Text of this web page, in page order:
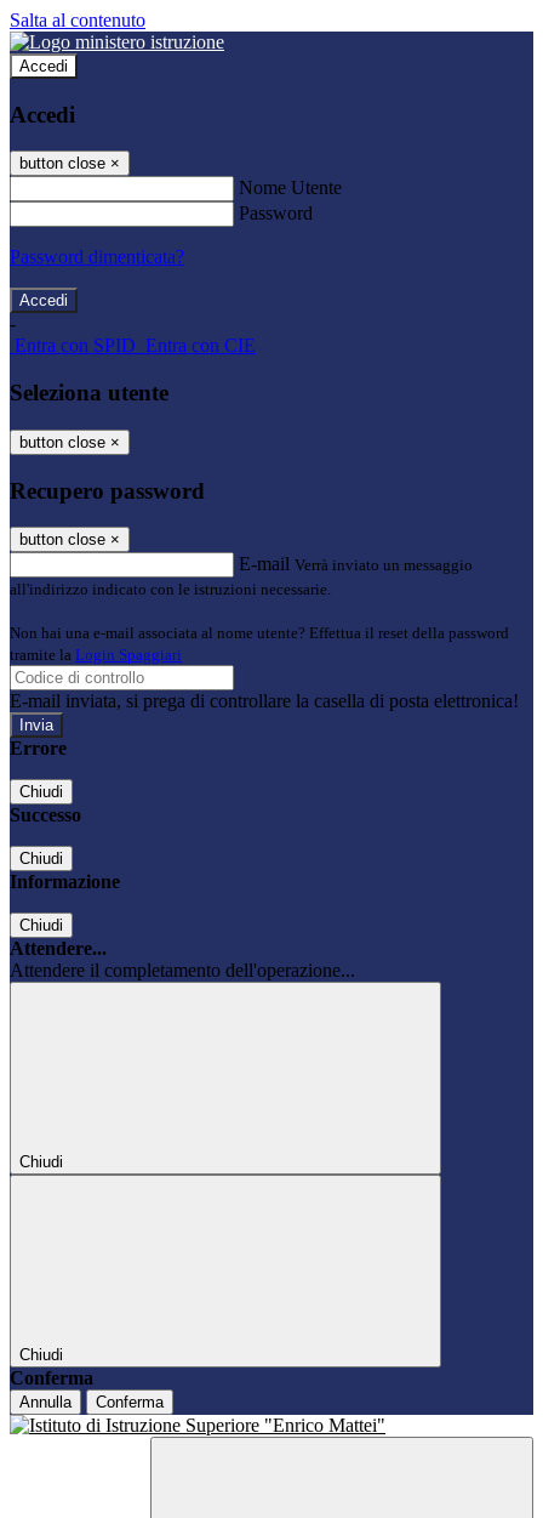
Salta al contenuto
Accedi
Accedi
button close ×
Nome Utente
Password
Password dimenticata?
-
Entra con SPID Entra con CIE
Seleziona utente
button close ×
Recupero password
button close ×
E-mail Verrà inviato un messaggio
all'indirizzo indicato con le istruzioni necessarie.
Non hai una e-mail associata al nome utente? Effettua il reset della password
tramite la Login Spaggiari
E-mail inviata, si prega di controllare la casella di posta elettronica!
Errore
Chiudi
Successo
Chiudi
Informazione
Chiudi
Attendere...
Attendere il completamento dell'operazione...
Chiudi
Chiudi
Conferma
Annulla Conferma